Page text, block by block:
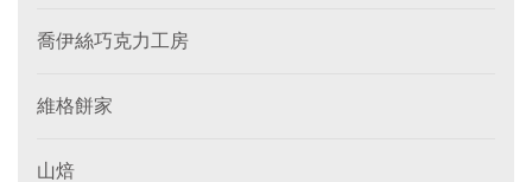
喬伊絲巧克力工房
維格餅家
山焙